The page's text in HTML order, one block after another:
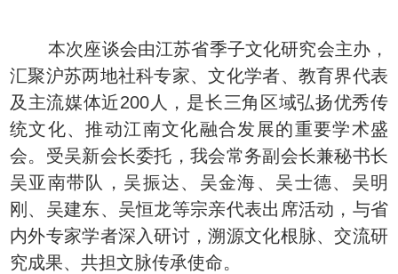
本次座谈会由江苏省季子文化研究会主办，
汇聚沪苏两地社科专家、文化学者、教育界代表
及主流媒体近200人，是长三角区域弘扬优秀传
统文化、推动江南文化融合发展的重要学术盛
会。受吴新会长委托，我会常务副会长兼秘书长
吴亚南带队，吴振达、吴金海、吴士德、吴明
刚、吴建东、吴恒龙等宗亲代表出席活动，与省
内外专家学者深入研讨，溯源文化根脉、交流研
究成果、共担文脉传承使命。